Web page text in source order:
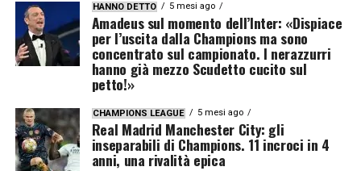
HANNO DETTO 5 mesi ago
Amadeus sul momento dell’Inter: «Dispiace
per l’uscita dalla Champions ma sono
concentrato sul campionato. I nerazzurri
hanno già mezzo Scudetto cucito sul
petto!»
CHAMPIONS LEAGUE 5 mesi ago
Real Madrid Manchester City: gli
inseparabili di Champions. 11 incroci in 4
anni, una rivalità epica